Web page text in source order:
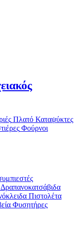
Πλατό Καταψύκτες
Φούρνοι
Δραπανοκατσάβιδα
Πιστολέτα
Φυσητήρες